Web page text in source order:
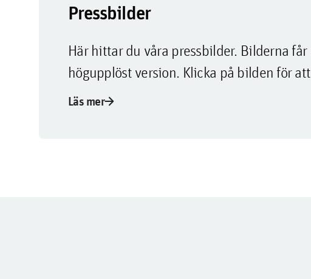
Pressbilder
Här hittar du våra pressbilder. Bilderna
högupplöst version. Klicka på bilden för
Läs merarrow_forward